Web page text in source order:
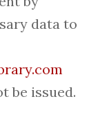
data to
be issued.